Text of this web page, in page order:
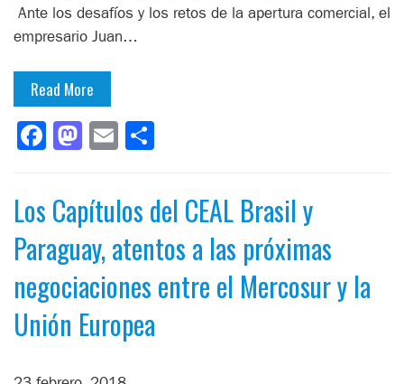
Ante los desafíos y los retos de la apertura comercial, el
empresario Juan…
Read More
Facebook
Mastodon
Email
Los Capítulos del CEAL Brasil y
Paraguay, atentos a las próximas
negociaciones entre el Mercosur y la
Unión Europea